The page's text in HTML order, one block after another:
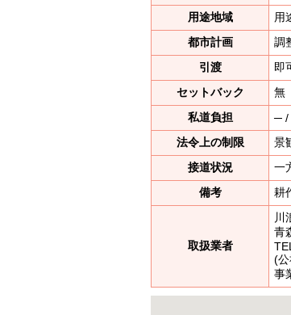
用途地域
用
都市計画
調
引渡
即
セットバック
無
私道負担
─ /
法令上の制限
景
接道状況
一
備考
耕
取扱業者
川
青
(
事